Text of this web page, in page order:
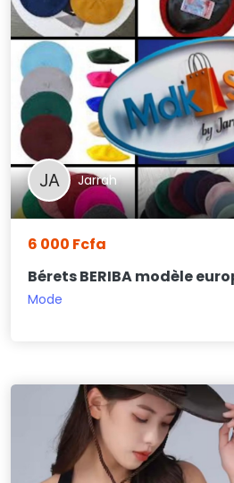
Jarrah
6 000 Fcfa
Bérets BERIBA modèle
Mode